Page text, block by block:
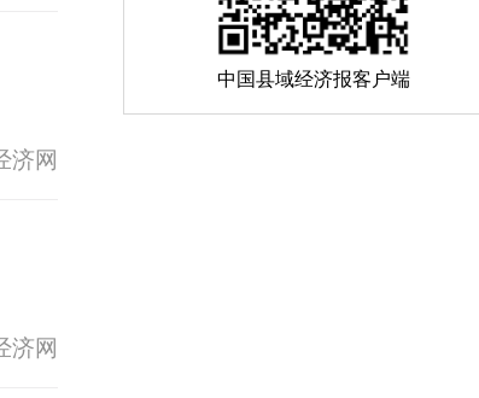
济网
济网
中国县域经济报客户端